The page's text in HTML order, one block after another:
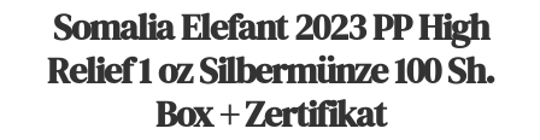
Somalia Elefant 2023 PP High
Relief 1 oz Silbermünze 100 Sh.
Box + Zertifikat